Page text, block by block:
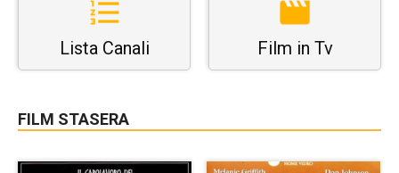
Lista Canali Film in Tv
FILM STASERA